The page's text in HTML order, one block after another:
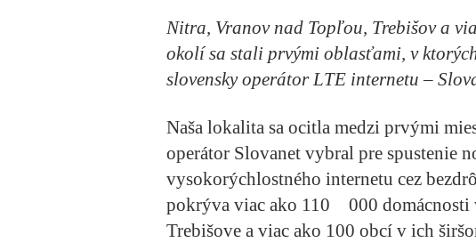
Nitra, Vranov nad Topľou, Trebišov a
okolí sa stali prvými oblasťami, v
slovensky operátor LTE internetu –
Naša lokalita sa ocitla medzi prvými
operátor Slovanet vybral pre spustenie
vysokorýchlostného internetu cez
pokrýva viac ako 110 000 domácnosti
Trebišove a viac ako 100 obcí v ich